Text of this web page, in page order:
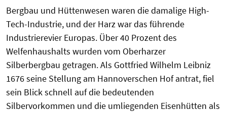
Bergbau und Hüttenwesen waren die damalige High-
Tech-Industrie, und der Harz war das führende
Industrierevier Europas. Über 40 Prozent des
Welfenhaushalts wurden vom Oberharzer
Silberbergbau getragen. Als Gottfried Wilhelm Leibniz
1676 seine Stellung am Hannoverschen Hof antrat, fiel
sein Blick schnell auf die bedeutenden
Silbervorkommen und die umliegenden Eisenhütten als